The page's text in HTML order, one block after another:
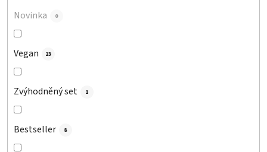
Novinka 0
Vegan 23
Zvýhodněný set 1
Bestseller 8